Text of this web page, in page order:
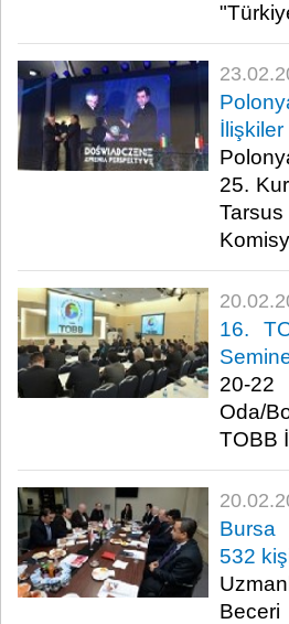
25.
16.
20-
Oda/
TOBB
Bursa
532